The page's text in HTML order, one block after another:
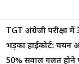
TGT अंग्रेजी परीक्षा
भड़का हाईकोर्ट: चयन
50% सवाल गलत होने